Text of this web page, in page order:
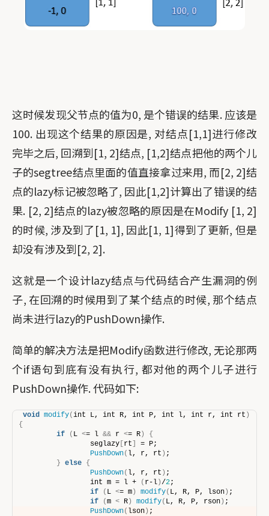
这时候发现父节点的值为0, 是个错误的结果. 应该是
100. 出现这个结果的原因是, 对结点[1,1]进行修改
完毕之后, 回溯到[1, 2]结点, [1,2]结点把他的两个儿
子的segtree结点里面的值直接拿过来用, 而[2, 2]结
点的lazy标记被忽略了, 因此[1,2]计算出了错误的结
果. [2, 2]结点的lazy被忽略的原因是在Modify [1, 2]
的时候, 涉及到了[1, 1], 因此[1, 1]得到了更新, 但是
却没有涉及到[2, 2].
这就是一个设计lazy结点与代码结合产生漏洞的例
子, 在回溯的时候用到了某个结点的时候, 那个结点
尚未进行lazy的PushDown操作.
简单的解决方法是把Modify函数进行修改, 无论那两
个if语句到底有没有执行, 都对他的两个儿子进行
PushDown操作. 代码如下:
void modify(int L, int R, int P, int l, int r, int rt )
{
if
( L <= l && r <= R )
{
                seglazy
rt
= P;
PushDown( l, r, rt ) ;
} else {
PushDown( l, r, rt ) ;
                int m = l +
( r-l )/2;
if
( L <= m ) modify( L, R, P, lson ) ;
if
(m < R ) modify( L, R, P, rson ) ;
PushDown( lson ) ;